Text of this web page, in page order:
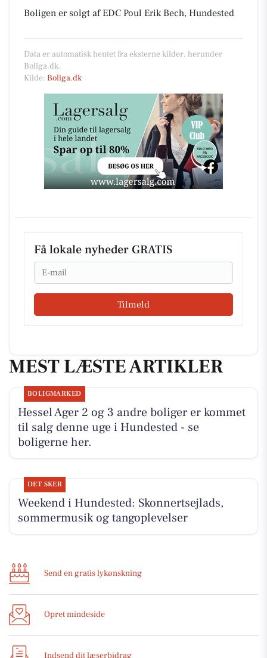
Boligen er solgt af EDC Poul Erik Bech, Hundested
Data er automatisk hentet fra eksterne kilder, herunder
Boliga.dk.
Kilde: Boliga.dk
Få lokale nyheder GRATIS
Email
Tilmeld
MEST LÆSTE ARTIKLER
BOLIGMARKED
Hessel Ager 2 og 3 andre boliger er kommet
til salg denne uge i Hundested - se
boligerne her.
DET SKER
Weekend i Hundested: Skonnertsejlads,
sommermusik og tangoplevelser
Send en gratis lykønskning
Opret mindeside
Indsend dit læserbidrag